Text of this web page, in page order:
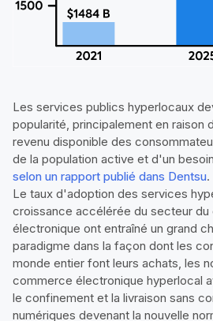
Les services publics hyperlocaux
popularité, principalement en raison
revenu disponible des
de la population active et d'un
selon un rapport publié dans Dentsu.
Le taux d'adoption des services
croissance accélérée du secteur
électronique ont entraîné un grand
paradigme dans la façon dont les
monde entier font leurs achats, les
commerce électronique hyperlocal
le confinement et la livraison sans
numériques devenant la nouvelle